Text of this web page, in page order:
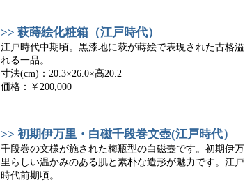
>> 萩蒔絵化粧箱（江戸時代）
江戸時代中期頃。黒漆地に萩が蒔絵で表現された古格溢
れる一品。
寸法(cm)：20.3×26.0×高20.2
価格：￥200,000
>> 初期伊万里・白磁千段巻文壺(江戸時代）
千段巻の文様が施された梅瓶型の白磁壺です。初期伊万
里らしい温かみのある肌と素朴な造形が魅力です。江戸
時代前期頃。